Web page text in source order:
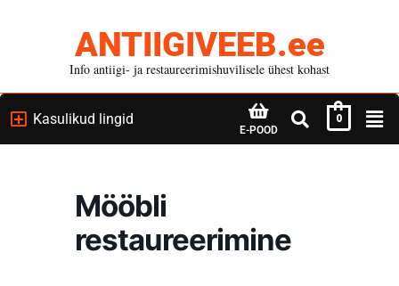
ANTIIGIVEEB.ee
Info antiigi- ja restaureerimishuvilisele ühest kohast
Kasulikud lingid
E-POOD
0
Mööbli
restaureerimine